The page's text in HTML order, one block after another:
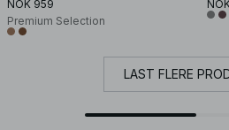
NOK 959
Premium Selection
LAST FLERE